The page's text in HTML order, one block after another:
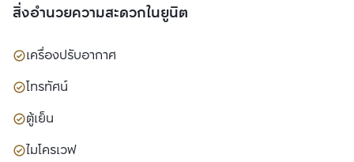
สิ่งอำนวยความสะดวกในยูนิต
เครื่องปรับอากาศ
โทรทัศน์
ตู้เย็น
ไมโครเวฟ